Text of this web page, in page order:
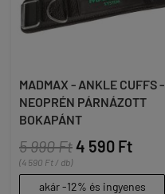
MADMAX - ANKLE CUFFS -
NEOPRÉN PÁRNÁZOTT
BOKAPÁNT
5 990 Ft4 590 Ft
(4 590 Ft / db)
akár -12% és ingyenes